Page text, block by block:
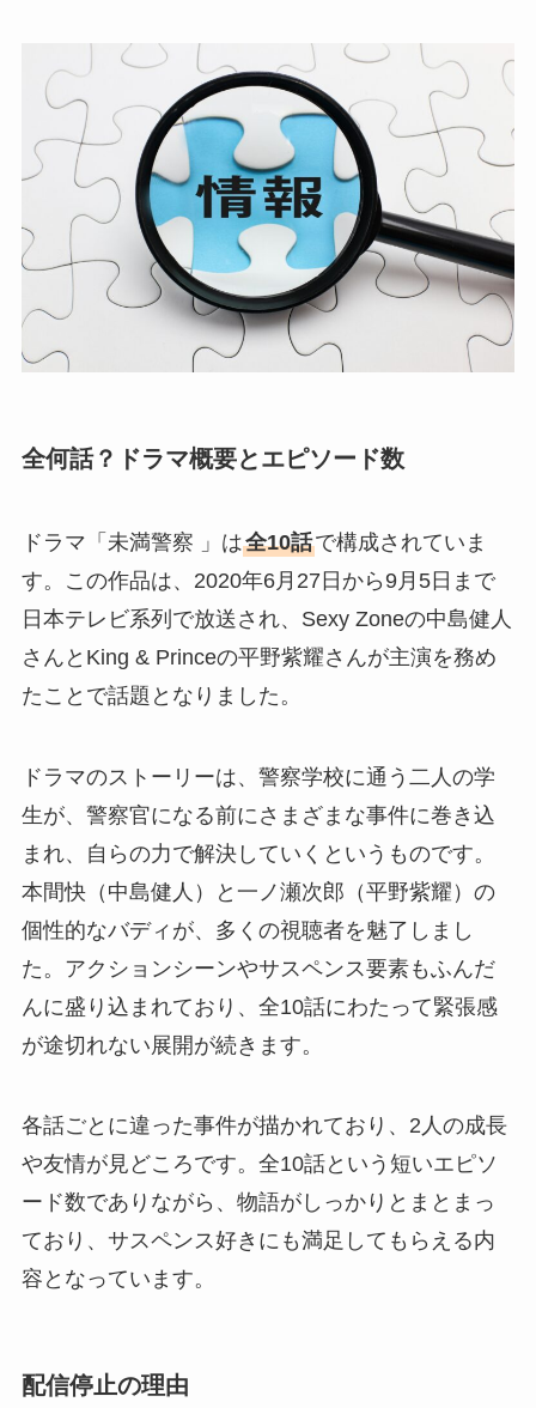
全何話？ドラマ概要とエピソード数
ドラマ「未満警察 」は全10話で構成されていま
す。この作品は、2020年6月27日から9月5日まで
日本テレビ系列で放送され、Sexy Zoneの中島健人
さんとKing & Princeの平野紫耀さんが主演を務め
たことで話題となりました。
ドラマのストーリーは、警察学校に通う二人の学
生が、警察官になる前にさまざまな事件に巻き込
まれ、自らの力で解決していくというものです。
本間快（中島健人）と一ノ瀬次郎（平野紫耀）の
個性的なバディが、多くの視聴者を魅了しまし
た。アクションシーンやサスペンス要素もふんだ
んに盛り込まれており、全10話にわたって緊張感
が途切れない展開が続きます。
各話ごとに違った事件が描かれており、2人の成長
や友情が見どころです。全10話という短いエピソ
ード数でありながら、物語がしっかりとまとまっ
ており、サスペンス好きにも満足してもらえる内
容となっています。
配信停止の理由